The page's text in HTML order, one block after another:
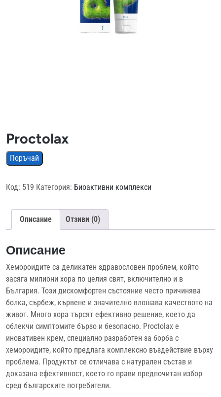
Proctolax
Поръчай
Код: 519 Категория: Биоактивни комплекси
Описание Отзиви (0)
Описание
Хемороидите са деликатен здравословен проблем, който
засяга милиони хора по целия свят, включително и в
България. Този дискомфортен състояние често причинява
болка, сърбеж, кървене и значително влошава качеството на
живот. Много хора търсят ефективно решение, което да
облекчи симптомите бързо и безопасно. Proctolax е
иновативен крем, специално разработен за борба с
хемороидите, който предлага комплексно въздействие върху
проблема. Продуктът се отличава с натурален състав и
доказана ефективност, което го прави предпочитан избор
сред българските потребители.